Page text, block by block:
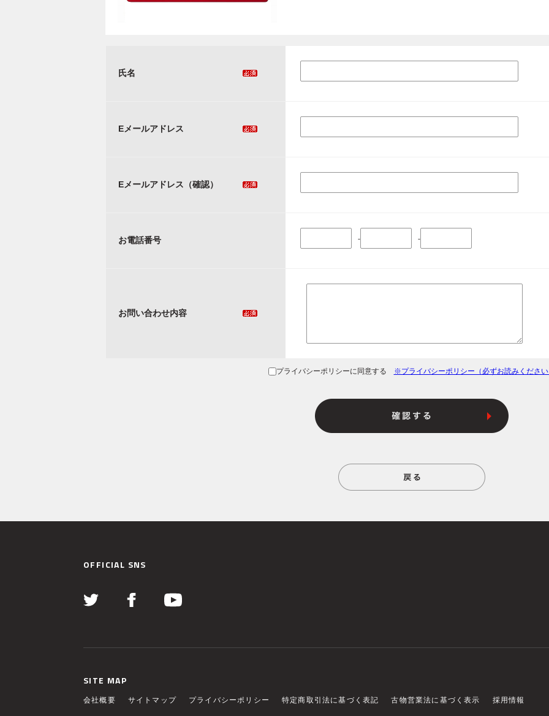
氏名
Eメールアドレス
Eメールアドレス（確認）
お電話番号 - -
お問い合わせ内容
プライバシーポリシーに同意する ※プライバシーポリシー（必ずお読みくださ
OFFICIAL SNS
SITE MAP
会社概要 サイトマップ プライバシーポリシー 特定商取引法に基づく表記 古物営業法に基づく表示 採用情報